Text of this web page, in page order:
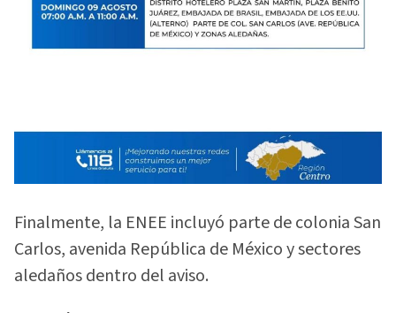
Finalmente, la ENEE incluyó parte de colonia San
Carlos, avenida República de México y sectores
aledaños dentro del aviso.